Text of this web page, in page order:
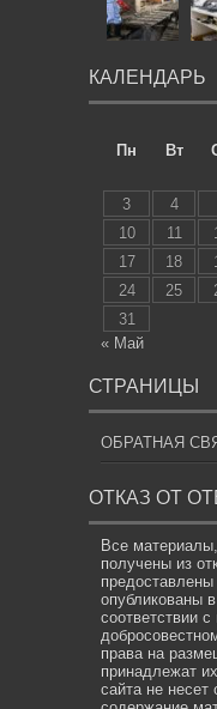
КАЛЕНДАРЬ
Пн
Вт
3
4
10
11
17
18
24
25
31
« Май
СТРАНИЦЫ
ОБРАТНАЯ
ОТКАЗ ОТ
Все
получены из
опубликованы
соответствии
права на
принадлежат
сайта не несет